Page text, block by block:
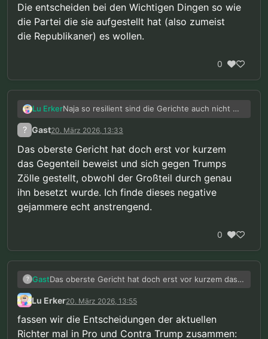
Die entscheiden bei den Wichtigen Dingen so wie
die Partei die sie aufgestellt hat (also zumeist
die Republikaner) es wollen.
0
Lu ErkerNaja so resilient sind die Gerichte auch nicht …
Die entscheiden bei den Wichtigen Dingen so
wie die Partei die sie aufgestellt hat (also
? Gast20. März 2026, 13:33
Das oberste Gericht hat doch erst vor kurzem
das Gegenteil beweist und sich gegen Trumps
Zölle gestellt, obwohl der Großteil durch genau
ihn besetzt wurde. Ich finde dieses negative
gejammere echt anstrengend.
0
? GastDas oberste Gericht hat doch erst vor kurzem das
Gegenteil beweist und sich gegen Trumps Zölle
gestellt, obwohl der Großteil durch genau ihn
gejammere echt anstrengend.
Lu Erker20. März 2026, 13:55
fassen wir die Entscheidungen der aktuellen
Richter mal in Pro und Contra Trump zusammen: